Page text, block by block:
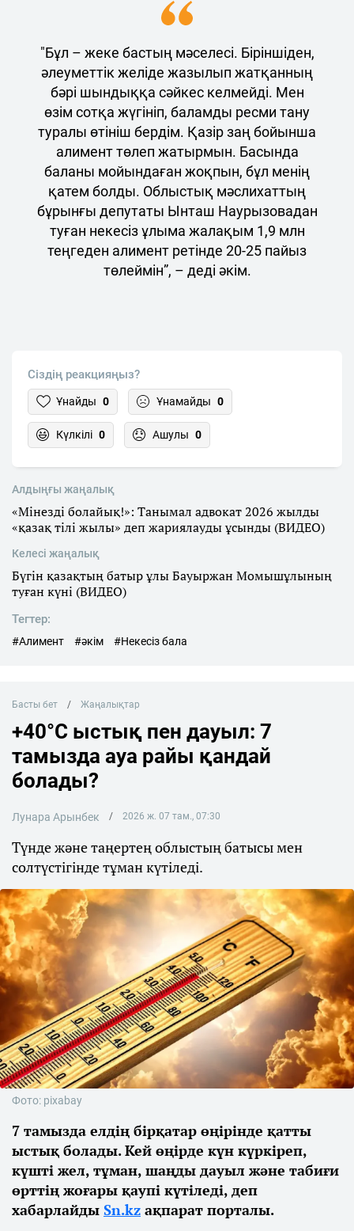
"Бұл – жеке бастың мәселесі. Біріншіден,
әлеуметтік желіде жазылып жатқанның
бәрі шындыққа сәйкес келмейді. Мен
өзім сотқа жүгініп, баламды ресми тану
туралы өтініш бердім. Қазір заң бойынша
алимент төлеп жатырмын. Басында
баланы мойындаған жоқпын, бұл менің
қатем болды. Облыстық мәслихаттың
бұрынғы депутаты Ынташ Наурызовадан
туған некесіз ұлыма жалақым 1,9 млн
теңгеден алимент ретінде 20-25 пайыз
төлеймін”, – деді әкім.
Сіздің реакцияңыз?
Ұнайды 0 Ұнамайды 0
Күлкілі 0 Ашулы 0
Алдыңғы жаңалық
«Мінезді болайық!»: Танымал адвокат 2026 жылды
«қазақ тілі жылы» деп жариялауды ұсынды (ВИДЕО)
Келесі жаңалық
Бүгін қазақтың батыр ұлы Бауыржан Момышұлының
туған күні (ВИДЕО)
Тегтер:
#Алимент #әкім #Некесіз бала
Басты бет Жаңалықтар
+40°C ыстық пен дауыл: 7
тамызда ауа райы қандай
болады?
Лунара Арынбек 2026 ж. 07 там., 07:30
Түнде және таңертең облыстың батысы мен
солтүстігінде тұман күтіледі.
Фото: pixabay
7 тамызда елдің бірқатар өңірінде қатты
ыстық болады. Кей өңірде күн күркіреп,
күшті жел, тұман, шаңды дауыл және табиғи
өрттің жоғары қаупі күтіледі, деп
хабарлайды Sn.kz ақпарат порталы.